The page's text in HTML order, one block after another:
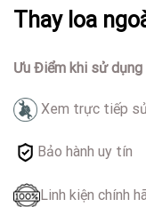
Thay loa
Ưu Điểm khi sử
Xem trực tiếp
Bảo hành uy tín
Linh kiện chính